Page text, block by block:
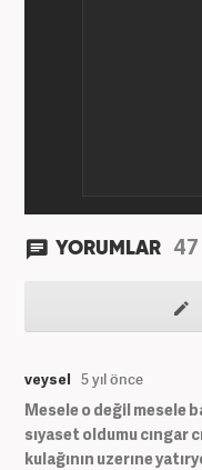
YORUMLAR 47
veysel 5 yıl önce
Mesele o değil mesele
sıyaset oldumu cıngar
kulağının uzerıne